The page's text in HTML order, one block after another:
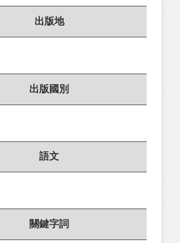
出版地
出版國別
語文
關鍵字詞